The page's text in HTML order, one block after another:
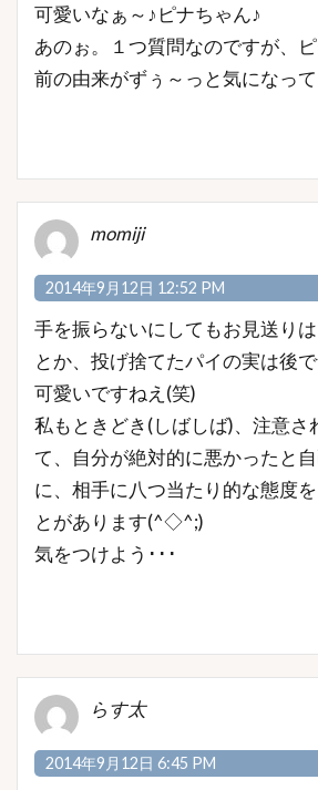
可愛いなぁ～♪ピナちゃん♪
あのぉ。１つ質問なのですが、
前の由来がずぅ～っと気になって
momiji
2014年9月12日 12:52 PM
手を振らないにしてもお見送り
とか、投げ捨てたパイの実は後で
可愛いですねえ(笑)
私もときどき(しばしば)、注意さ
て、自分が絶対的に悪かったと
に、相手に八つ当たり的な態度
とがあります(^◇^;)
気をつけよう･･･
らす太
2014年9月12日 6:45 PM